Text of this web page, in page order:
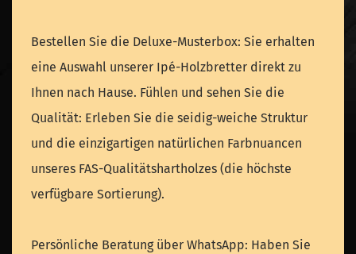
Bestellen Sie die Deluxe-Musterbox: Sie erhalten
eine Auswahl unserer Ipé-Holzbretter direkt zu
Ihnen nach Hause. Fühlen und sehen Sie die
Qualität: Erleben Sie die seidig-weiche Struktur
und die einzigartigen natürlichen Farbnuancen
unseres FAS-Qualitätshartholzes (die höchste
verfügbare Sortierung).
Persönliche Beratung über WhatsApp: Haben Sie